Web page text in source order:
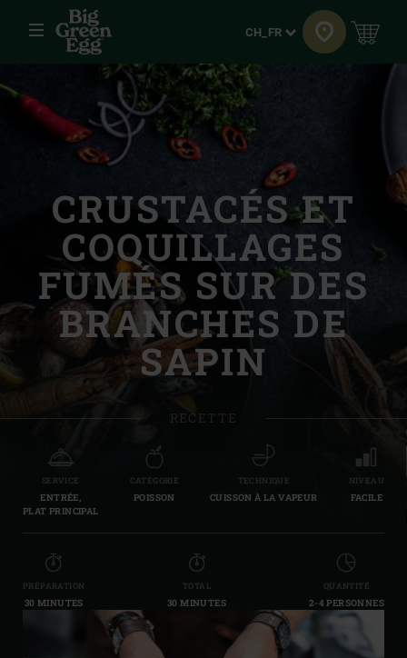
Menu Langue
CH_FR
CRUSTACÉS ET
COQUILLAGES
FUMÉS SUR DES
BRANCHES DE
SAPIN
RECETTE
SERVICE
ENTRÉE,
PLAT PRINCIPAL
CATÉGORIE
POISSON
TECHNIQUE
CUISSON À LA VAPEUR
NIVEAU
FACILE
PRÉPARATION
30 MINUTES
TOTAL
30 MINUTES
QUANTITÉ
2-4 PERSONNES